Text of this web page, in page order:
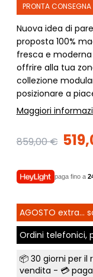
PRONTA CONSEGNA
Nuova idea di
proposta 100%
fresca e
offrire alla tua
collezione
posizionare a
Maggiori
859,00 €
paga fino a
AGOSTO extra...
Ordini telefonici,
📦 30 giorni per il
vendita - 💳